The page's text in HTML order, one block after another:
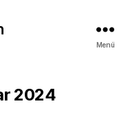
Menü
2024